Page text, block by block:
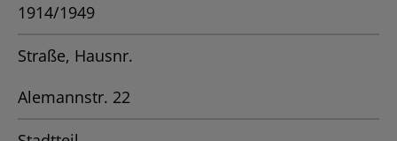
1914/1949
Straße, Hausnr.
Alemannstr. 22